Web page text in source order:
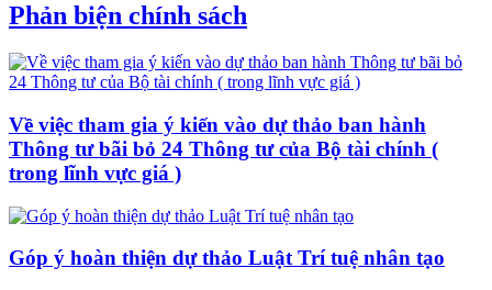
Phản biện chính sách
Về việc tham gia ý kiến vào dự thảo ban hành
Thông tư bãi bỏ 24 Thông tư của Bộ tài chính (
trong lĩnh vực giá )
Góp ý hoàn thiện dự thảo Luật Trí tuệ nhân tạo